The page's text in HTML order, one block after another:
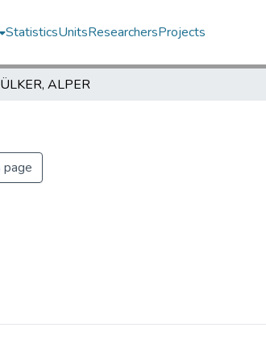
StatisticsUnitsResearchersProjects
ÜLKER, ALPER
page